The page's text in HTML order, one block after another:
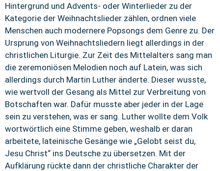
Hintergrund und Advents- oder Winterlieder zu der
Kategorie der Weihnachtslieder zählen, ordnen viele
Menschen auch modernere Popsongs dem Genre zu. Der
Ursprung von Weihnachtsliedern liegt allerdings in der
christlichen Liturgie. Zur Zeit des Mittelalters sang man
die zeremoniösen Melodien noch auf Latein, was sich
allerdings durch Martin Luther änderte. Dieser wusste,
wie wertvoll der Gesang als Mittel zur Verbreitung von
Botschaften war. Dafür musste aber jeder in der Lage
sein zu verstehen, was er sang. Luther wollte dem Volk
wortwörtlich eine Stimme geben, weshalb er daran
arbeitete, lateinische Gesänge wie „Gelobt seist du,
Jesu Christ“ ins Deutsche zu übersetzen. Mit der
Aufklärung rückte dann der christliche Charakter der